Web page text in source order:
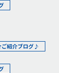
ご紹介ブログ♪